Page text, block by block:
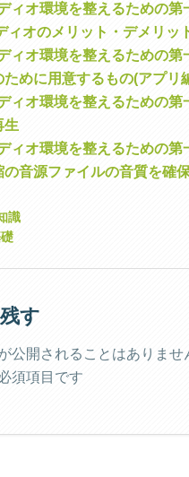
ィオ環境を整えるための第
ィオのメリット・デメリッ
ィオ環境を整えるための第
ために用意するもの(アプリ
ィオ環境を整えるための第
生
ィオ環境を整えるための第
の音源ファイルの音質を確
識
す
公開されることはありませ
須項目です